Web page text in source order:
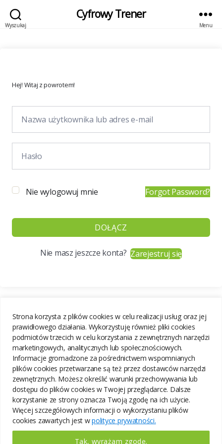
Strona korzysta z plików cookies w celu realizacji usług oraz jej
prawidłowego działania. Wykorzystuję również pliki cookies
podmiotów trzecich w celu korzystania z zewnętrznych narzędzi
marketingowych, analitycznych lub społecznościowych.
Informacje gromadzone za pośrednictwem wspomnianych
plików cookies przetwarzane są też przez dostawców narzędzi
zewnętrznych. Możesz określić warunki przechowywania lub
dostępu do plików cookies w Twojej przeglądarce. Dalsze
korzystanie ze strony oznacza Twoją zgodę na ich użycie.
Więcej szczegółowych informacji o wykorzystaniu plików
cookies zawartych jest wpolityce prywatności.
Tak, wyrażam zgodę.
Wyszukaj
Cyfrowy Trener
Menu
Hej! Witaj z powrotem!
Nie wylogowuj mnie Forgot Password?
DOŁĄCZ
Nie masz jeszcze konta?Zarejestruj się